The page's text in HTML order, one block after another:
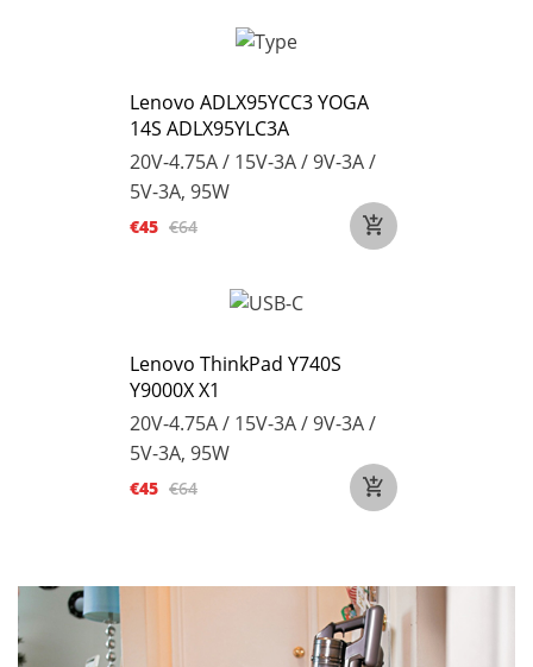
Lenovo ADLX95YCC3 YOGA
14S ADLX95YLC3A
20V-4.75A / 15V-3A / 9V-3A /
5V-3A, 95W
€45 €64
Lenovo ThinkPad Y740S
Y9000X X1
20V-4.75A / 15V-3A / 9V-3A /
5V-3A, 95W
€45 €64